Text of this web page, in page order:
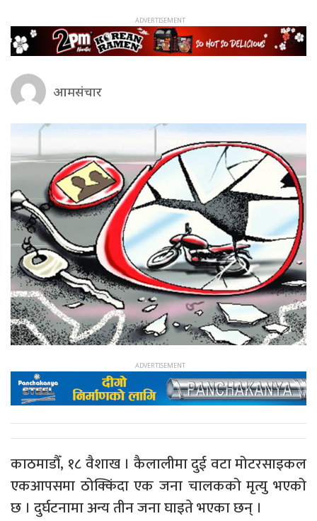
आमसंचार
काठमाडौँ, १८ वैशाख । कैलालीमा दुई वटा मोटरसाइकल
एकआपसमा ठोक्किंदा एक जना चालकको मृत्यु भएको
छ । दुर्घटनामा अन्य तीन जना घाइते भएका छन् ।